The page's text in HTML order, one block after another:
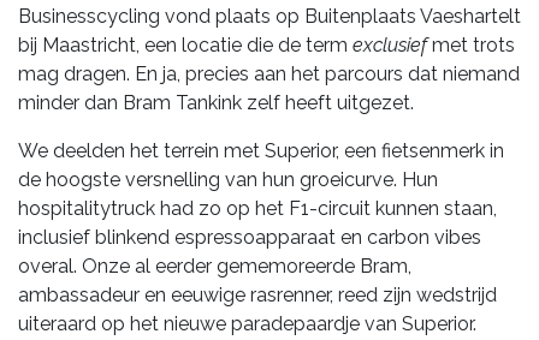
Businesscycling vond plaats op Buitenplaats Vaeshartelt
bij Maastricht, een locatie die de term exclusiefmet trots
mag dragen. En ja, precies aan het parcours dat niemand
minder dan Bram Tankink zelf heeft uitgezet.
We deelden het terrein met Superior, een fietsenmerk in
de hoogste versnelling van hun groeicurve. Hun
hospitalitytruck had zo op het F1-circuit kunnen staan,
inclusief blinkend espressoapparaat en carbon vibes
overal. Onze al eerder gememoreerde Bram,
ambassadeur en eeuwige rasrenner, reed zijn wedstrijd
uiteraard op het nieuwe paradepaardje van Superior.